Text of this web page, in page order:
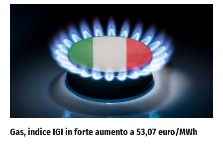
Gas, indice IGI in forte aumento a 53,07 euro/MWh